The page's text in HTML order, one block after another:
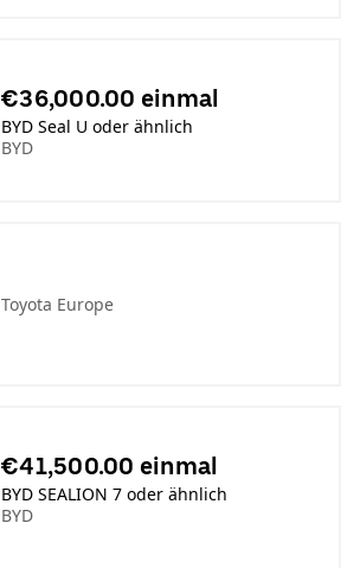
€36,000.00 einmal
BYD Seal U oder ähnlich
BYD
Toyota Europe
€41,500.00 einmal
BYD SEALION 7 oder ähnlich
BYD